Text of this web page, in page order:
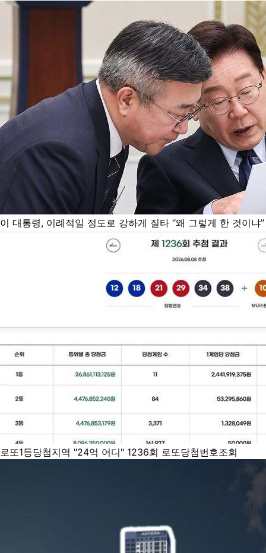
이 대통령, 이례적일 정도로 강하게 질타 “왜 그렇게 한 것이냐”
로또1등당첨지역 "24억 어디" 1236회 로또당첨번호조회